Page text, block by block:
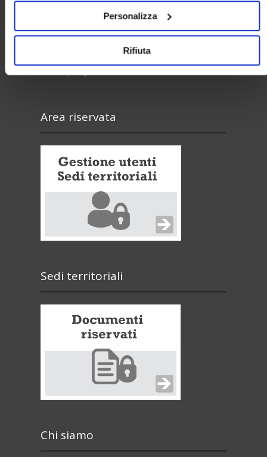
Personalizza
Rifiuta
Area riservata
Sedi territoriali
Chi siamo